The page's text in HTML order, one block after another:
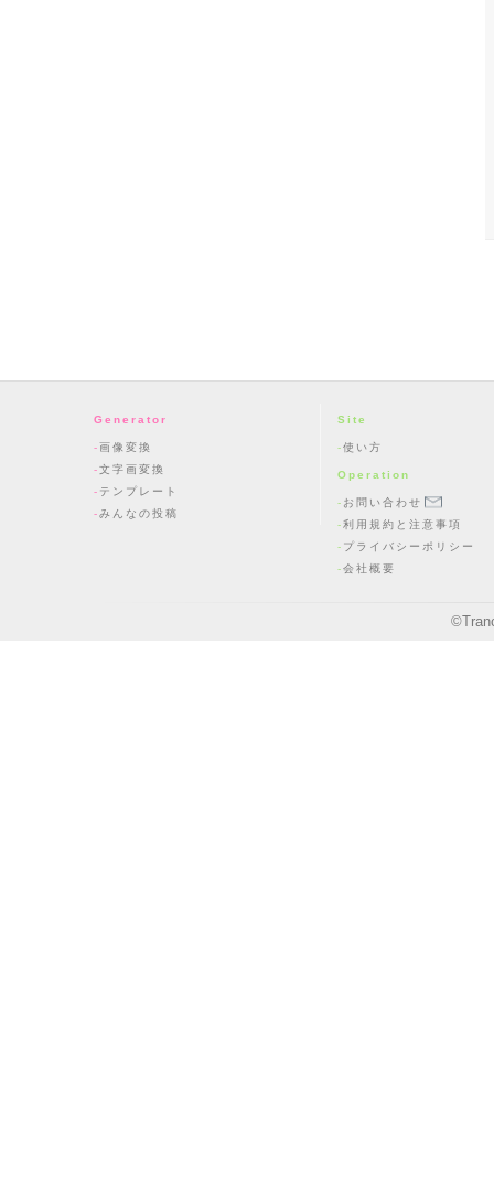
Generator
画像変換
文字画変換
テンプレート
みんなの投稿
Site
使い方
Operation
お問い合わせ
利用規約と注意事項
プライバシーポリシー
会社概要
©